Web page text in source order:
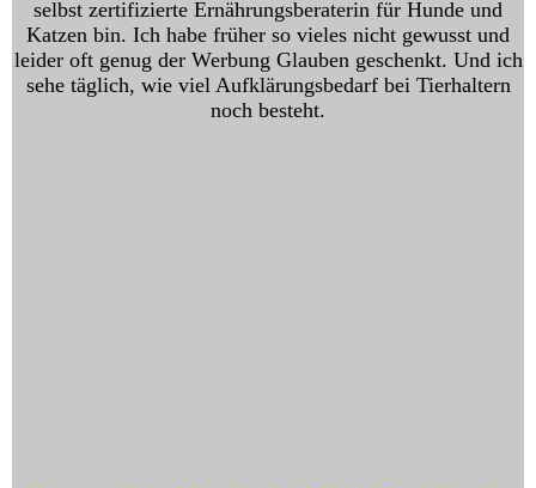
selbst zertifizierte Ernährungsberaterin für Hunde und
Katzen bin. Ich habe früher so vieles nicht gewusst und
leider oft genug der Werbung Glauben geschenkt. Und ich
sehe täglich, wie viel Aufklärungsbedarf bei Tierhaltern
noch besteht.